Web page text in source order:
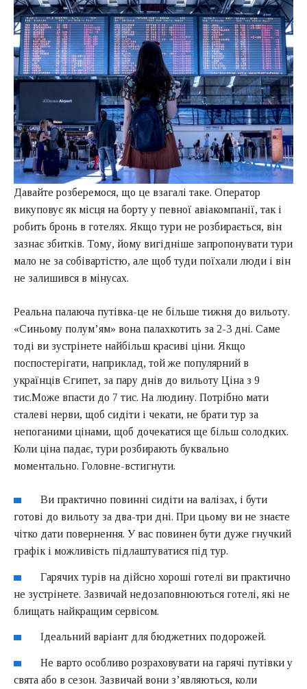
Давайте розберемося, що це взагалі таке. Оператор
викуповує як місця на борту у певної авіакомпанії, так і
робить бронь в готелях. Якщо тури не розбирається, він
зазнає збитків. Тому, йому вигідніше запропонувати тури
мало не за собівартістю, але щоб туди поїхали люди і він
не залишився в мінусах.
Реальна палаюча путівка-це не більше тижня до вильоту.
«Синьому полум’ям» вона палахкотить за 2-3 дні. Саме
тоді ви зустрінете найбільш красиві ціни. Якщо
поспостерігати, наприклад, той же популярний в
українців Єгипет, за пару днів до вильоту Ціна з 9
тис.Може впасти до 7 тис. На людину. Потрібно мати
сталеві нерви, щоб сидіти і чекати, не брати тур за
непоганими цінами, щоб дочекатися ще більш солодких.
Коли ціна падає, тури розбирають буквально
моментально. Головне-встигнути.
Ви практично повинні сидіти на валізах, і бути
готові до вильоту за два-три дні. При цьому ви не знаєте
чітко дати повернення. У вас повинен бути дуже гнучкий
графік і можливість підлаштуватися під тур.
Гарячих турів на дійсно хороші готелі ви практично
не зустрінете. Зазвичай недозаповнюються готелі, які не
блищать найкращим сервісом.
Ідеальний варіант для бюджетних подорожей.
Не варто особливо розраховувати на гарячі путівки у
свята або в сезон. Зазвичай вони з’являються, коли